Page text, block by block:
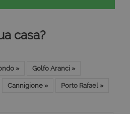
casa?
» Golfo Aranci »
Cannigione » Porto Rafael »